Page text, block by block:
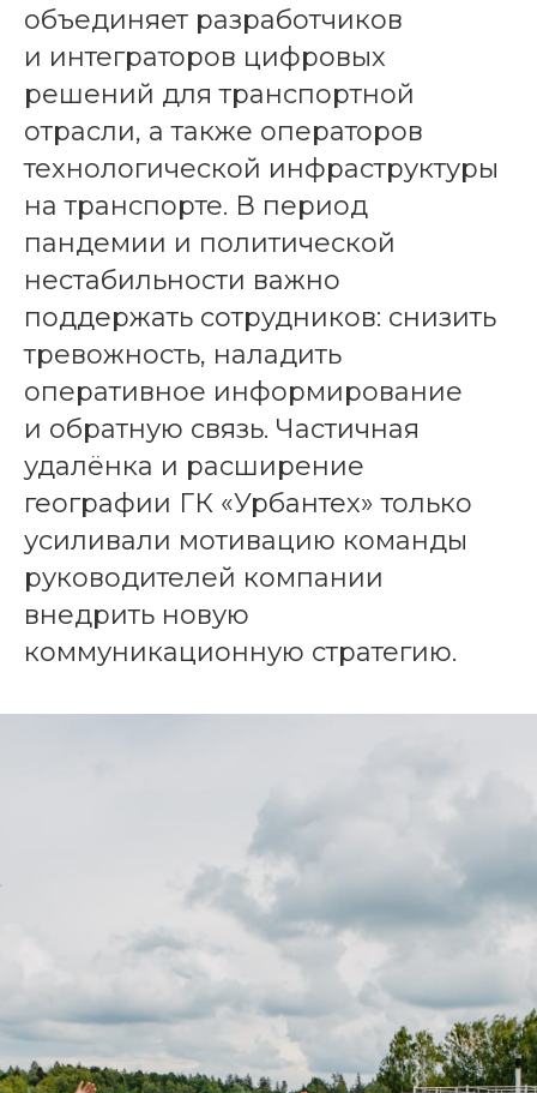
объединяет разработчиков
и интеграторов цифровых
решений для транспортной
отрасли, а также операторов
технологической инфраструктуры
на транспорте. В период
пандемии и политической
нестабильности важно
поддержать сотрудников: снизить
тревожность, наладить
оперативное информирование
и обратную связь. Частичная
удалёнка и расширение
географии ГК «Урбантех» только
усиливали мотивацию команды
руководителей компании
внедрить новую
коммуникационную стратегию.